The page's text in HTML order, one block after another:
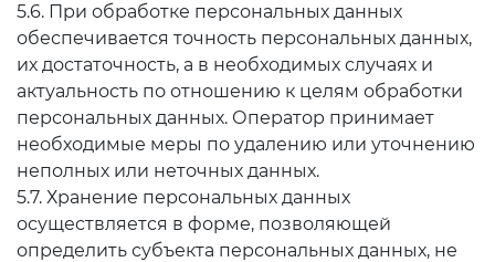
5.6. При обработке персональных данных
обеспечивается точность персональных данных,
их достаточность, а в необходимых случаях и
актуальность по отношению к целям обработки
персональных данных. Оператор принимает
необходимые меры по удалению или уточнению
неполных или неточных данных.
5.7. Хранение персональных данных
осуществляется в форме, позволяющей
определить субъекта персональных данных, не